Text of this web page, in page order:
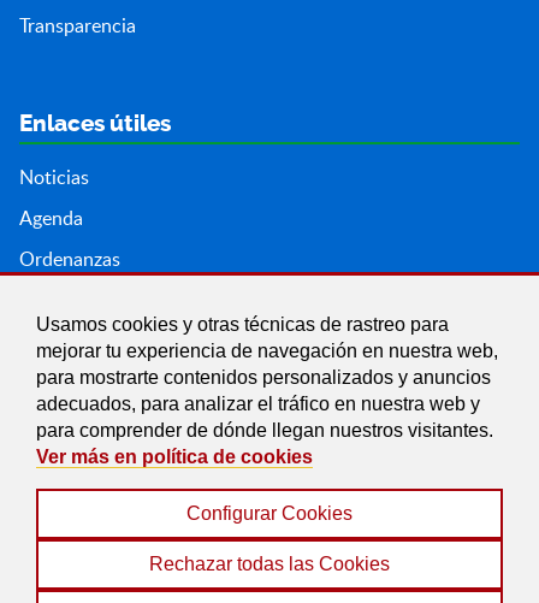
Usamos cookies y otras técnicas de rastreo para
mejorar tu experiencia de navegación en nuestra web,
para mostrarte contenidos personalizados y anuncios
adecuados, para analizar el tráfico en nuestra web y
para comprender de dónde llegan nuestros visitantes.
Ver más en política de cookies
Configurar Cookies
Rechazar todas las Cookies
Transparencia
Enlaces útiles
Noticias
Agenda
Ordenanzas
© 2022 Ayuntamiento del Valle del Zalabí
Política de Cookies | Accesibilidad
Protección de Datos | Mapa Web